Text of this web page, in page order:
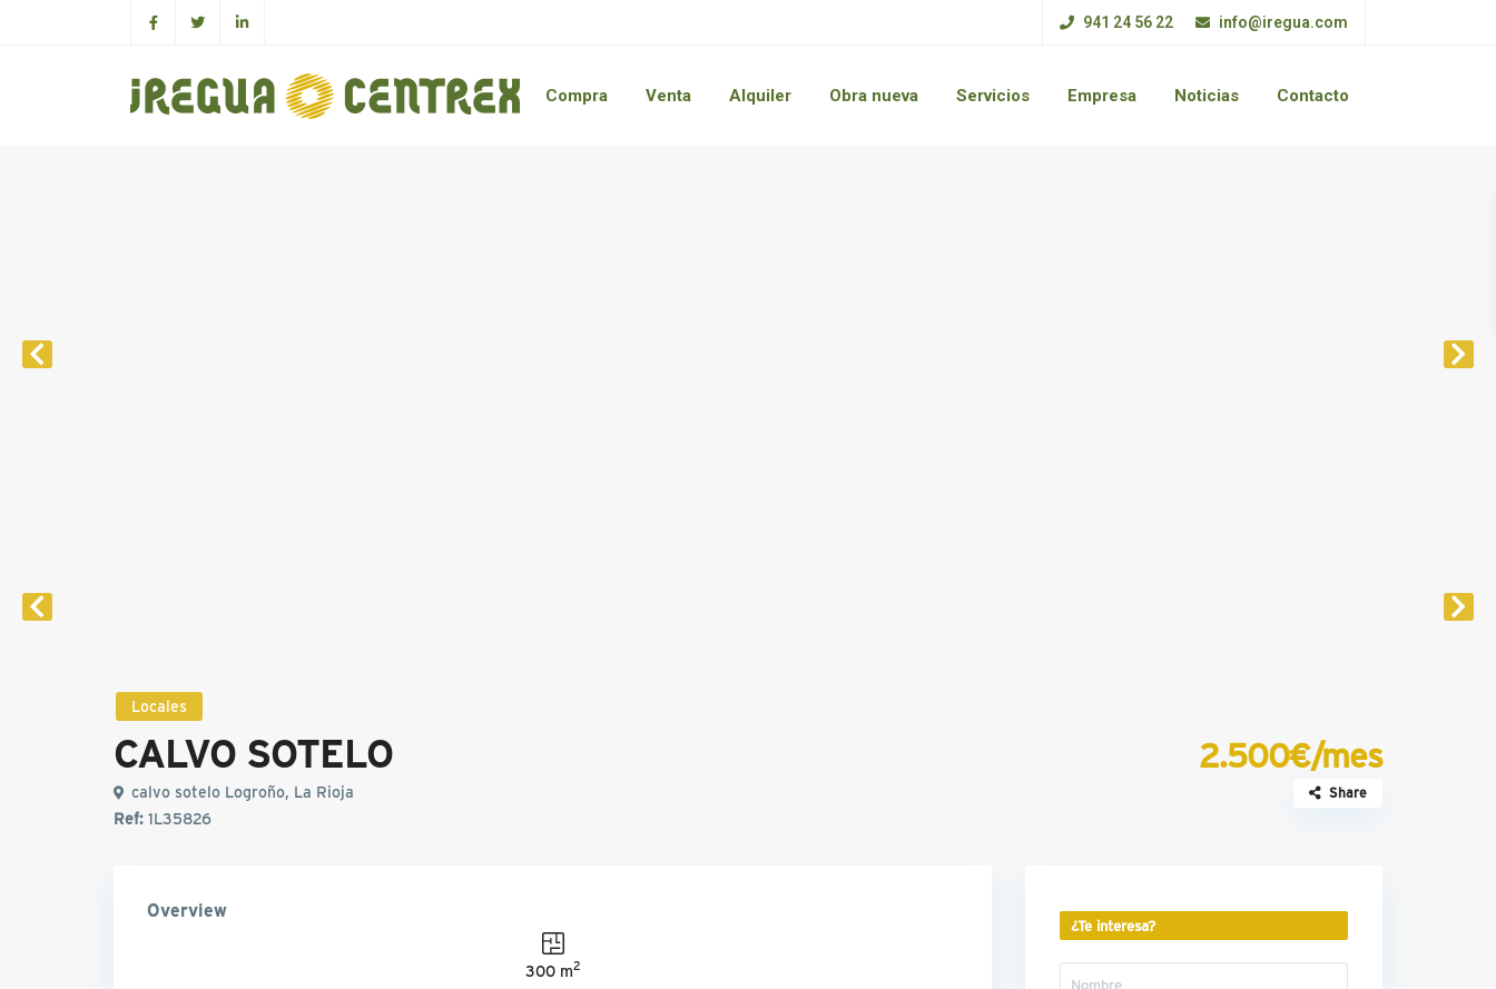
941 24 56 22 info@iregua.com
Compra Venta Alquiler Obra nueva Servicios Empresa Noticias Contacto
Locales
CALVO SOTELO 2.500€/mes
calvo sotelo Logroño, La Rioja
Ref:1L35826
Share
Overview
300 m2
¿Te interesa?